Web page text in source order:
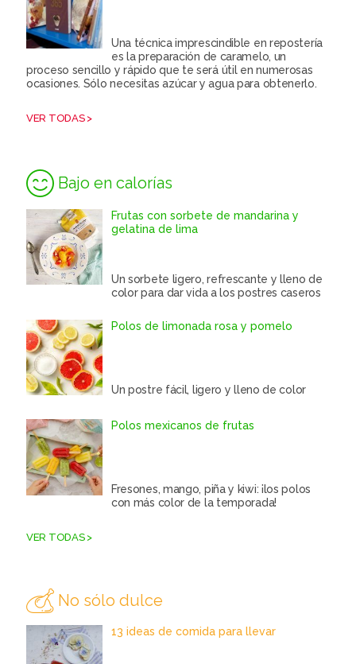
Una técnica imprescindible en repostería
es la preparación de caramelo, un
proceso sencillo y rápido que te será útil en numerosas
ocasiones. Sólo necesitas azúcar y agua para obtenerlo.
VER TODAS >
Bajo en calorías
Frutas con sorbete de mandarina y
gelatina de lima
Un sorbete ligero, refrescante y lleno de
color para dar vida a los postres caseros
Polos de limonada rosa y pomelo
Un postre fácil, ligero y lleno de color
Polos mexicanos de frutas
Fresones, mango, piña y kiwi: ¡los polos
con más color de la temporada!
VER TODAS >
No sólo dulce
13 ideas de comida para llevar